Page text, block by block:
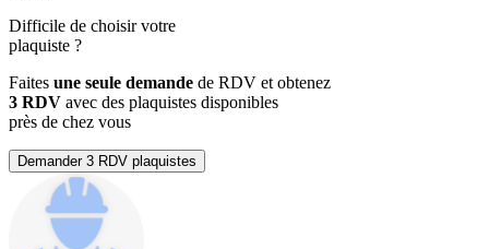
Difficile de choisir votre
plaquiste ?
Faites une seule demande de RDV et obtenez
3 RDV avec des plaquistes disponibles
près de chez vous
Demander 3 RDV plaquistes